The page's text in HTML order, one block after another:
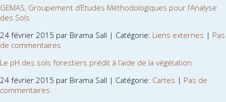
GEMAS, Groupement d’Etudes Méthodologiques pour l’Analyse
des Sols
24 février 2015 par Birama Sall | Catégorie: Liens externes | Pas
de commentaires
Le pH des sols forestiers prédit à l’aide de la végétation
24 février 2015 par Birama Sall | Catégorie: Cartes | Pas de
commentaires